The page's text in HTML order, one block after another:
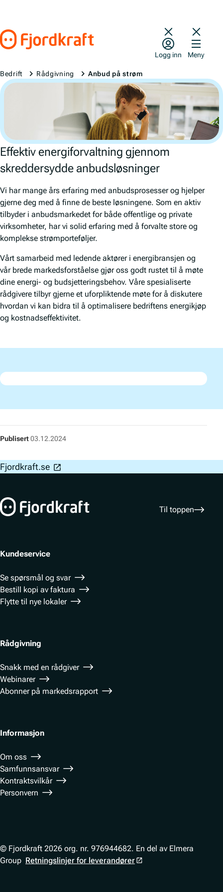
Gå til forsiden
Logg inn Meny
Bedrift Rådgivning Anbud på strøm
Effektiv energiforvaltning gjennom
skreddersydde anbudsløsninger
Vi har mange års erfaring med anbudsprosesser og hjelper
gjerne deg med å finne de beste løsningene. Som en aktiv
tilbyder i anbudsmarkedet for både offentlige og private
virksomheter, har vi solid erfaring med å forvalte store og
komplekse strømporteføljer.
Vårt samarbeid med ledende aktører i energibransjen og
vår brede markedsforståelse gjør oss godt rustet til å møte
dine energi- og budsjetteringsbehov. Våre spesialiserte
rådgivere tilbyr gjerne et uforpliktende møte for å diskutere
hvordan vi kan bidra til å optimalisere bedriftens energikjøp
og kostnadseffektivitet.
Publisert03.12.2024
Bunnfelt navigasjon
Fjordkraft.se
Til toppen
Kundeservice
Se spørsmål og svar
Bestill kopi av faktura
Flytte til nye lokaler
Rådgivning
Snakk med en rådgiver
Webinarer
Abonner på markedsrapport
Informasjon
Om oss
Samfunnsansvar
Kontraktsvilkår
Personvern
© Fjordkraft 2026 org. nr. 976944682. En del av Elmera
Group Retningslinjer for leverandører